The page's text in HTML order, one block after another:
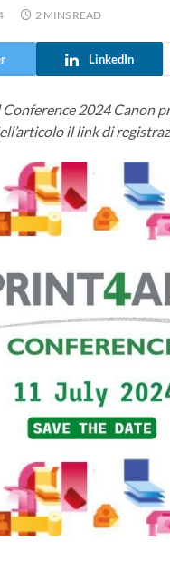
2 MINS READ
LinkedIn
2024 Canon
il link di